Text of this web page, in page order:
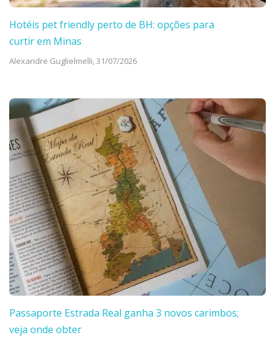
Hotéis pet friendly perto de BH: opções para
curtir em Minas
Alexandre Guglielmelli,31/07/2026
Passaporte Estrada Real ganha 3 novos carimbos;
veja onde obter